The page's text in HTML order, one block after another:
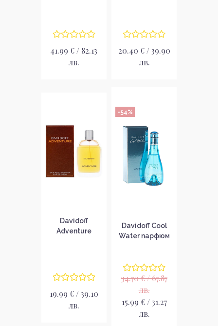
41.99 € / 82.13
лв.
20.40 € / 39.90
лв.
Davidoff
Adventure
19.99 € / 39.10
лв.
-54%
Davidoff Cool
Water парфюм
34.70 € / 67.87
лв.
15.99 € / 31.27
лв.